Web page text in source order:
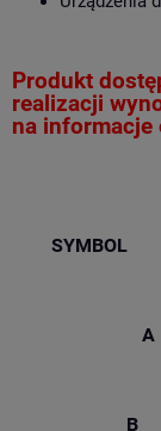
Produkt
realizacji
na informacje
SYMBOL
A
B